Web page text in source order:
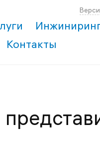
Контакты